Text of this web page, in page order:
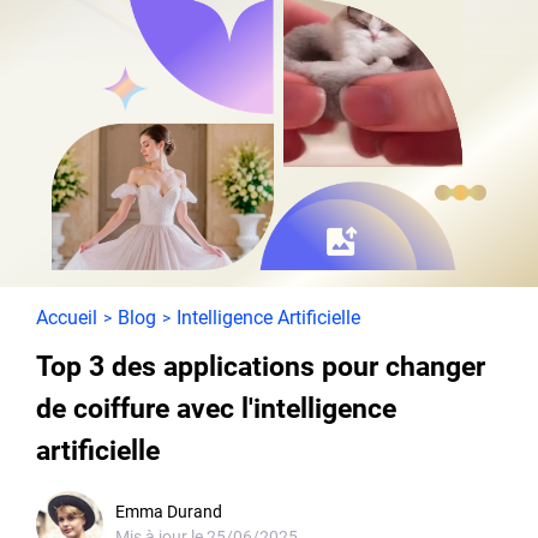
Accueil > Blog > Intelligence Artificielle
Top 3 des applications pour changer
de coiffure avec l'intelligence
artificielle
Emma Durand